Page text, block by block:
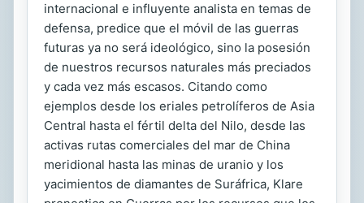
internacional e influyente analista en temas de
defensa, predice que el móvil de las guerras
futuras ya no será ideológico, sino la posesión
de nuestros recursos naturales más preciados
y cada vez más escasos. Citando como
ejemplos desde los eriales petrolíferos de Asia
Central hasta el fértil delta del Nilo, desde las
activas rutas comerciales del mar de China
meridional hasta las minas de uranio y los
yacimientos de diamantes de Suráfrica, Klare